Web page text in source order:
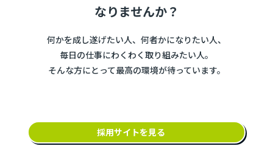
なりませんか？
何かを成し遂げたい人、何者かになりたい人、
毎日の仕事にわくわく取り組みたい人。
そんな方にとって最高の環境が待っています。
採用サイトを見る